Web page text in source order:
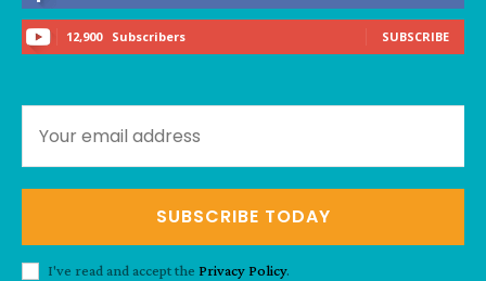
12,900 Subscribers SUBSCRIBE
SUBSCRIBE TODAY
I've read and accept the Privacy Policy.